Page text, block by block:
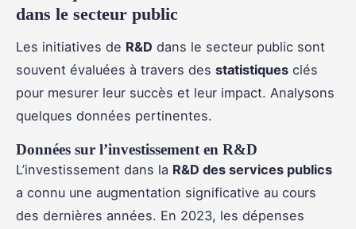
dans le secteur public
Les initiatives de R&D dans le secteur public sont
souvent évaluées à travers des statistiques clés
pour mesurer leur succès et leur impact. Analysons
quelques données pertinentes.
Données sur l’investissement en R&D
L’investissement dans la R&D des services publics
a connu une augmentation significative au cours
des dernières années. En 2023, les dépenses